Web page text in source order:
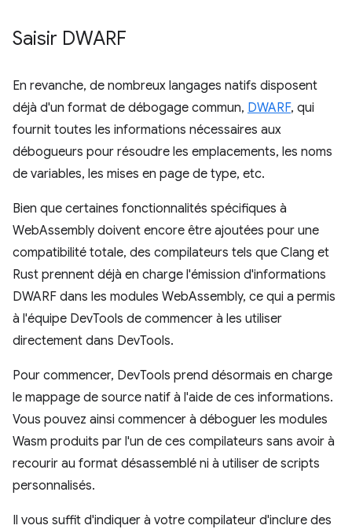
Saisir DWARF
En revanche, de nombreux langages natifs disposent
déjà d'un format de débogage commun, DWARF, qui
fournit toutes les informations nécessaires aux
débogueurs pour résoudre les emplacements, les noms
de variables, les mises en page de type, etc.
Bien que certaines fonctionnalités spécifiques à
WebAssembly doivent encore être ajoutées pour une
compatibilité totale, des compilateurs tels que Clang et
Rust prennent déjà en charge l'émission d'informations
DWARF dans les modules WebAssembly, ce qui a permis
à l'équipe DevTools de commencer à les utiliser
directement dans DevTools.
Pour commencer, DevTools prend désormais en charge
le mappage de source natif à l'aide de ces informations.
Vous pouvez ainsi commencer à déboguer les modules
Wasm produits par l'un de ces compilateurs sans avoir à
recourir au format désassemblé ni à utiliser de scripts
personnalisés.
Il vous suffit d'indiquer à votre compilateur d'inclure des